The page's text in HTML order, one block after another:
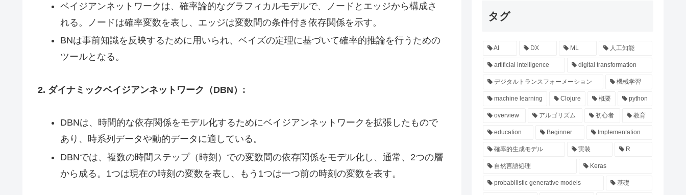
ベイジアンネットワークは、確率論的なグラフィカルモデルで、ノードとエッジから構成さ
れる。ノードは確率変数を表し、エッジは変数間の条件付き依存関係を示す。
BNは事前知識を反映するために用いられ、ベイズの定理に基づいて確率的推論を行うための
ツールとなる。
2. ダイナミックベイジアンネットワーク（DBN）:
DBNは、時間的な依存関係をモデル化するためにベイジアンネットワークを拡張したもので
あり、時系列データや動的データに適している。
DBNでは、複数の時間ステップ（時刻）での変数間の依存関係をモデル化し、通常、2つの層
から成る。1つは現在の時刻の変数を表し、もう1つは一つ前の時刻の変数を表す。
タグ
AI DX ML 人工知能
artificial intelligence digital transformation
デジタルトランスフォーメーション 機械学習
machine learning Clojure 概要 python
overview アルゴリズム 初心者 教育
education Beginner Implementation
確率的生成モデル 実装 R
自然言語処理 Keras
probabilistic generative models 基礎